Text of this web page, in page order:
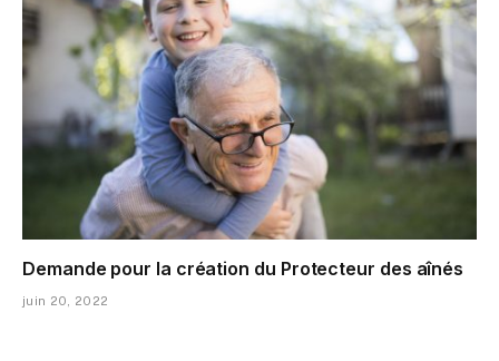
Demande pour la création du Protecteur des aînés
juin 20, 2022